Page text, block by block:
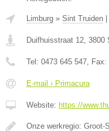
Limburg » Sint Truiden
Duifhuisstraat 12 3800
Tel: 0473 645 547 , Fax:
E-mail › Primacura
Website: https://
Onze werkregio: Groot-